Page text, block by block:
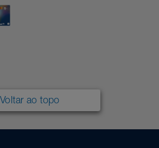
Voltar ao topo